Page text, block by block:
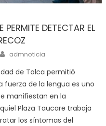
DETECTAR EL
Author
admnoticia
de Talca permitió
fuerza de la lengua es uno
manifiestan en la
Plaza Taucare trabaja
los síntomas del